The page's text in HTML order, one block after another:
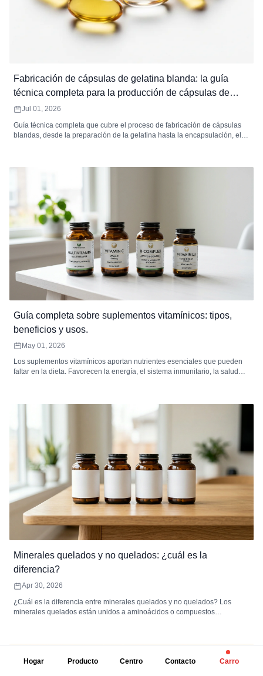
Fabricación de cápsulas de gelatina blanda: la guía
técnica completa para la producción de cápsulas de
gelatina blanda
Jul 01, 2026
Guía técnica completa que cubre el proceso de fabricación de cápsulas
blandas, desde la preparación de la gelatina hasta la encapsulación, el
Guía completa sobre suplementos vitamínicos: tipos,
beneficios y usos.
May 01, 2026
Los suplementos vitamínicos aportan nutrientes esenciales que pueden
faltar en la dieta. Favorecen la energía, el sistema inmunitario, la salud
Minerales quelados y no quelados: ¿cuál es la
diferencia?
Apr 30, 2026
¿Cuál es la diferencia entre minerales quelados y no quelados? Los
minerales quelados están unidos a aminoácidos o compuestos
Hogar
Producto Centro Contacto Carro